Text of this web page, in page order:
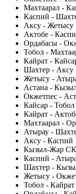
Махтаарал -
Каспий -
Аксу - Жетысу
Актобе -
Ордабасы -
Тобол -
Кайрат -
Шахтер - Аксу
Жетысу -
Астана -
Окжетпес -
Кайсар - Тобол
Кайрат -
Махтаарал -
Атырау -
Аксу - Каспий
Кызыл-Жар
Каспий -
Шахтер -
Жетысу -
Тобол - Кайрат